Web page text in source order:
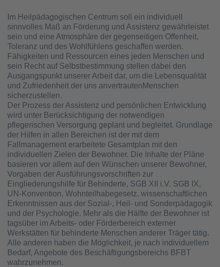
Im Heilpädagogischen Centrum soll ein individuell
sinnvolles Maß an Förderung und Assistenz gewährleistet
sein und eine Atmosphäre der gegenseitigen Offenheit,
Toleranz und des Wohlfühlens geschaffen werden.
Fähigkeiten und Ressourcen eines jeden Menschen und
sein Recht auf Selbstbestimmung stellen dabei den
Ausgangspunkt unserer Arbeit dar, um die Lebensqualität
und Zufriedenheit der uns anvertrautenMenschen
sicherzustellen.
Der Prozess der Assistenz und persönlichen Entwicklung
wird unter Berücksichtigung der notwendigen
pflegerischen Versorgung geplant und begleitet. Grundlage
der Hilfen in allen Bereichen ist der mit dem
Fallmanagement erarbeitete Gesamtplan mit den
individuellen Zielen der Bewohner. Die Inhalte der Pläne
basieren vor allem auf den Wünschen unserer Bewohner,
Vorgaben der Ausführungs­vorschriften zur
Eingliederungshilfe für Behinderte, SGB XII i.V. SGB IX,
UN-Konvention, Wohnteilhabegesetz, wissenschaftlichen
Erkenntnissen aus der Sozial-, Heil- und Sonderpädagogik
und der Psychologie. Mehr als die Hälfte der Bewohner ist
tagsüber im Arbeits- oder Förderbereich externer
Werkstätten für behinderte Menschen anderer Träger tätig.
Alle anderen haben die Möglichkeit, je nach individuellem
Bedarf, Angebote des Beschäftigungsbereichs BFBT
wahrzunehmen.